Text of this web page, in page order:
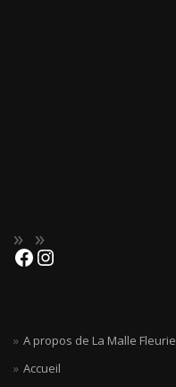
A propos de La Malle Fleurie
Accueil